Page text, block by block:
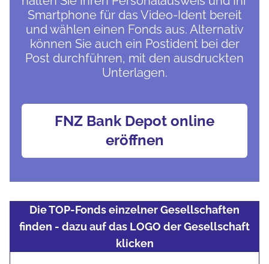
Smartphone für das Video-Ident bereit
und wählen einen Fonds aus. Alternativ
können Sie auch ein Postident bei der
Post durchführen, mit den ausdruckten
Unterlagen.
FNZ Bank Depot online
eröffnen
Die TOP-Fonds einzelner Gesellschaften
finden - dazu auf das LOGO der Gesellschaft
klicken